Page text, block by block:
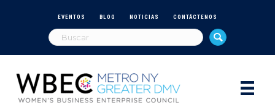
EVENTOS BLOG NOTICIAS CONTÁCTENOS